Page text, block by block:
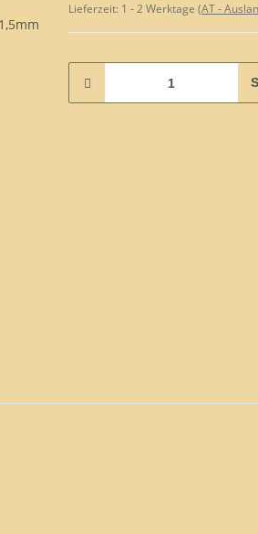
Lieferzeit: 1 - 2 Werktage (AT -